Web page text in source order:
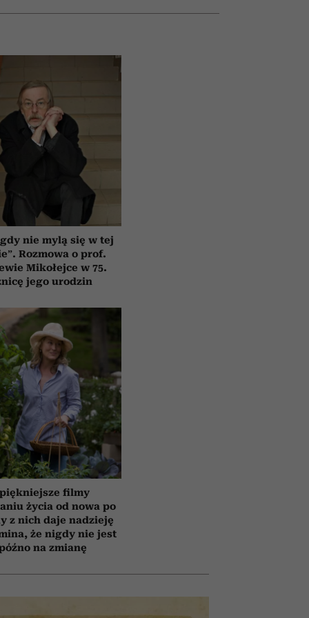
nie mylą się w tej
Rozmowa o prof.
Mikołejce w 75.
jego urodzin
filmy
życia od nowa po
z nich daje nadzieję
że nigdy nie jest
na zmianę